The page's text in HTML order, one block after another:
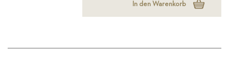
In den Warenkorb